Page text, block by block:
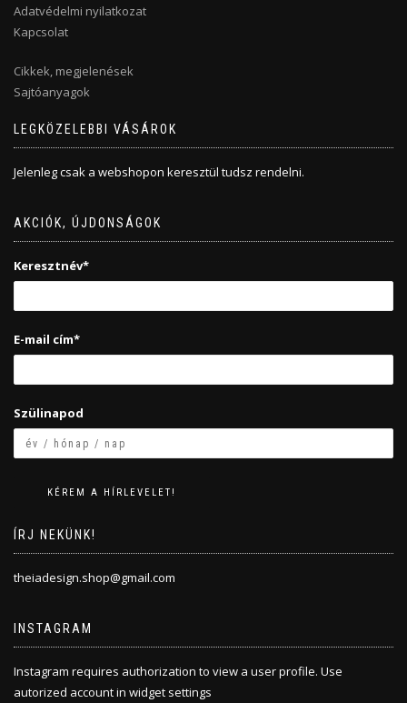
Adatvédelmi nyilatkozat
Kapcsolat
Cikkek, megjelenések
Sajtóanyagok
LEGKÖZELEBBI VÁSÁROK
Jelenleg csak a webshopon keresztül tudsz rendelni.
AKCIÓK, ÚJDONSÁGOK
Keresztnév*
E-mail cím*
Szülinapod
ÍRJ NEKÜNK!
theiadesign.shop@gmail.com
INSTAGRAM
Instagram requires authorization to view a user profile. Use
autorized account in widget settings